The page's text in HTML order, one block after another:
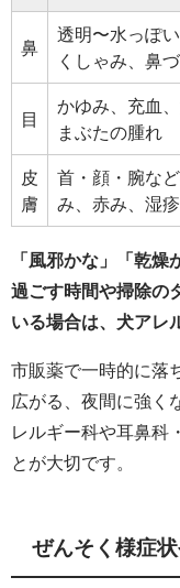
鼻
透明〜水っぽい
くしゃみ、鼻
目
かゆみ、充血、
まぶたの腫れ
皮
膚
首・顔・腕な
み、赤み、湿疹
「風邪かな」「乾
過ごす時間や掃除の
いる場合は、犬アレ
市販薬で一時的に落
広がる、夜間に強く
レルギー科や耳鼻科
とが大切です。
ぜんそく様症